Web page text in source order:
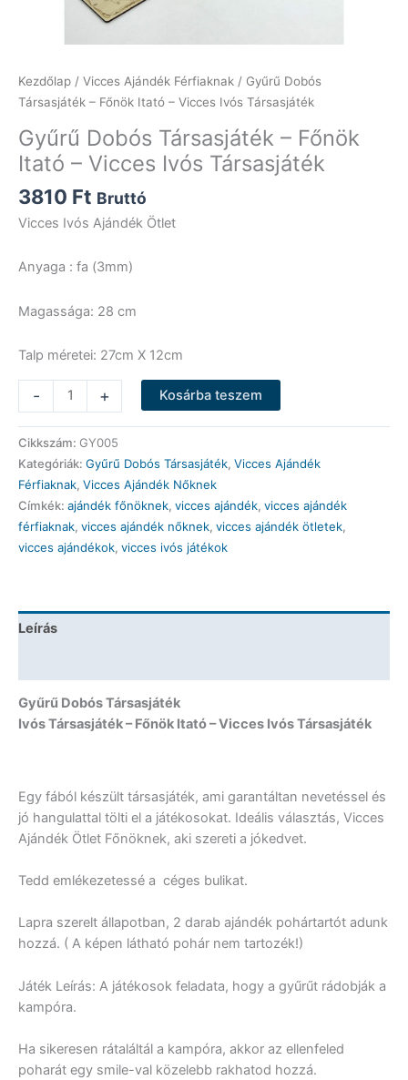
Kezdőlap / Vicces Ajándék Férfiaknak / Gyűrű Dobós
Társasjáték – Főnök Itató – Vicces Ivós Társasjáték
Gyűrű Dobós Társasjáték – Főnök
Itató – Vicces Ivós Társasjáték
3810 Ft Bruttó
Vicces Ivós Ajándék Ötlet
Anyaga : fa (3mm)
Magassága: 28 cm
Talp méretei: 27cm X 12cm
-
Dobós
Társasjáték
-
Főnök
Itató
-
Vicces
Ivós
+ Kosárba teszem
Cikkszám: GY005
Kategóriák: Gyűrű Dobós Társasjáték, Vicces Ajándék
Férfiaknak, Vicces Ajándék Nőknek
Címkék: ajándék főnöknek, vicces ajándék, vicces ajándék
férfiaknak, vicces ajándék nőknek, vicces ajándék ötletek,
vicces ajándékok, vicces ivós játékok
Leírás
Gyűrű Dobós Társasjáték
Ivós Társasjáték – Főnök Itató – Vicces Ivós Társasjáték
Egy fából készült társasjáték, ami garantáltan nevetéssel és
jó hangulattal tölti el a játékosokat. Ideális választás, Vicces
Ajándék Ötlet Főnöknek, aki szereti a jókedvet.
Tedd emlékezetessé a céges bulikat.
Lapra szerelt állapotban, 2 darab ajándék pohártartót adunk
hozzá. ( A képen látható pohár nem tartozék!)
Játék Leírás: A játékosok feladata, hogy a gyűrűt rádobják a
kampóra.
Ha sikeresen rátaláltál a kampóra, akkor az ellenfeled
poharát egy smile-val közelebb rakhatod hozzá.